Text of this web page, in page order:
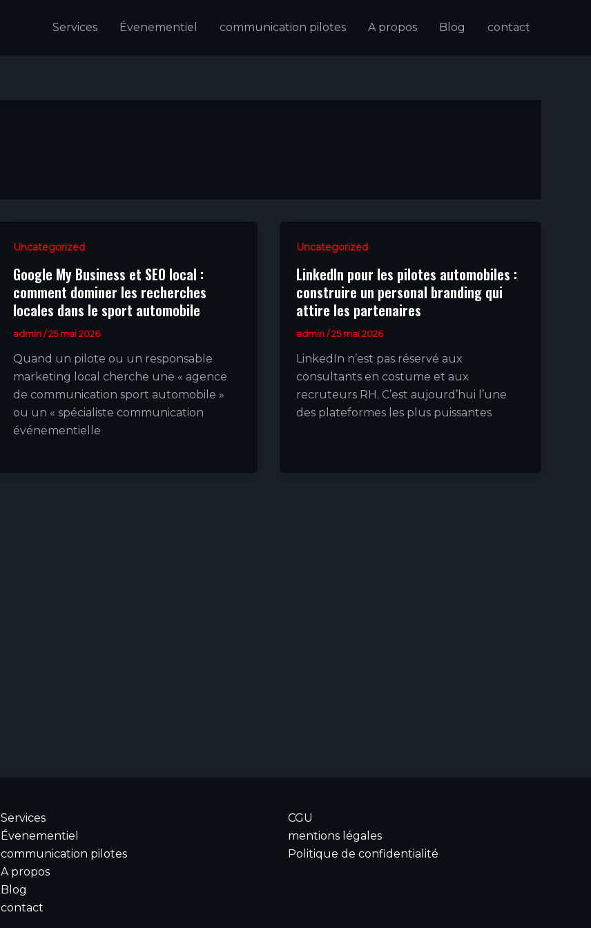
Services Évenementiel communication pilotes A propos Blog contact
Uncategorized
Google My Business et SEO local :
comment dominer les recherches
locales dans le sport automobile
admin/25 mai 2026
Quand un pilote ou un responsable
marketing local cherche une « agence
de communication sport automobile »
ou un « spécialiste communication
événementielle
Uncategorized
LinkedIn pour les pilotes automobiles :
construire un personal branding qui
attire les partenaires
admin/25 mai 2026
LinkedIn n’est pas réservé aux
consultants en costume et aux
recruteurs RH. C’est aujourd’hui l’une
des plateformes les plus puissantes
Services
Évenementiel
communication pilotes
A propos
Blog
contact
CGU
mentions légales
Politique de confidentialité